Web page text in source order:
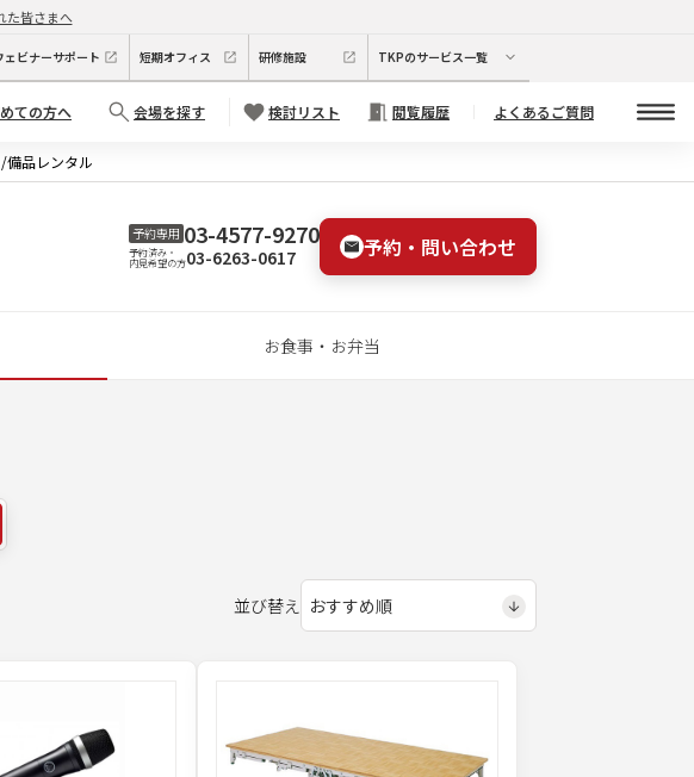
た皆さまへ
ェビナーサポート 短期オフィス 研修施設 TKPのサービス一覧
ての方へ 会場を探す 検討リスト 閲覧履歴 よくあるご質問
備品レンタル
予約専用 03-4577-9270
予約済み・
内見希望の方03-6263-0617 予約・問い合わせ
お食事・お弁当
並び替え